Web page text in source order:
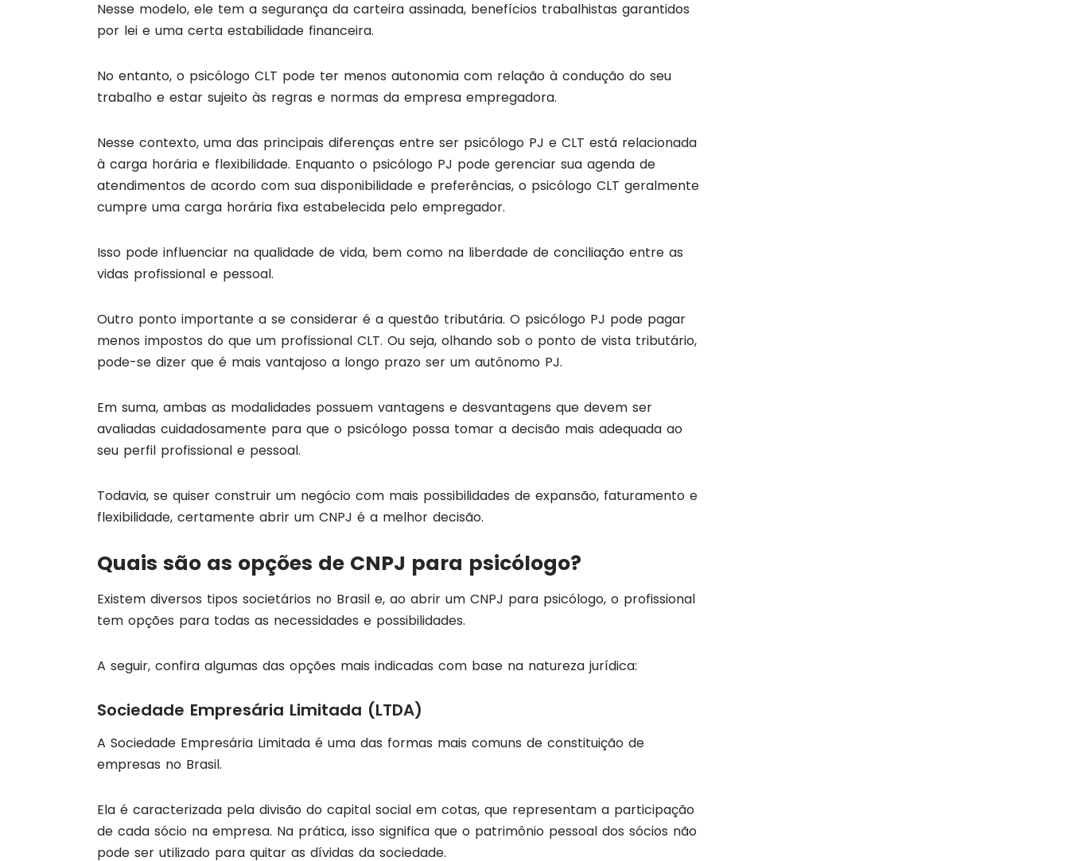
Nesse modelo, ele tem a segurança da carteira assinada, benefícios trabalhistas garantidos
por lei e uma certa estabilidade financeira.
No entanto, o psicólogo CLT pode ter menos autonomia com relação à condução do seu
trabalho e estar sujeito às regras e normas da empresa empregadora.
Nesse contexto, uma das principais diferenças entre ser psicólogo PJ e CLT está relacionada
à carga horária e flexibilidade. Enquanto o psicólogo PJ pode gerenciar sua agenda de
atendimentos de acordo com sua disponibilidade e preferências, o psicólogo CLT geralmente
cumpre uma carga horária fixa estabelecida pelo empregador.
Isso pode influenciar na qualidade de vida, bem como na liberdade de conciliação entre as
vidas profissional e pessoal.
Outro ponto importante a se considerar é a questão tributária. O psicólogo PJ pode pagar
menos impostos do que um profissional CLT. Ou seja, olhando sob o ponto de vista tributário,
pode-se dizer que é mais vantajoso a longo prazo ser um autônomo PJ.
Em suma, ambas as modalidades possuem vantagens e desvantagens que devem ser
avaliadas cuidadosamente para que o psicólogo possa tomar a decisão mais adequada ao
seu perfil profissional e pessoal.
Todavia, se quiser construir um negócio com mais possibilidades de expansão, faturamento e
flexibilidade, certamente abrir um CNPJ é a melhor decisão.
Quais são as opções de CNPJ para psicólogo?
Existem diversos tipos societários no Brasil e, ao abrir um CNPJ para psicólogo, o profissional
tem opções para todas as necessidades e possibilidades.
A seguir, confira algumas das opções mais indicadas com base na natureza jurídica:
Sociedade Empresária Limitada (LTDA)
A Sociedade Empresária Limitada é uma das formas mais comuns de constituição de
empresas no Brasil.
Ela é caracterizada pela divisão do capital social em cotas, que representam a participação
de cada sócio na empresa. Na prática, isso significa que o patrimônio pessoal dos sócios não
pode ser utilizado para quitar as dívidas da sociedade.